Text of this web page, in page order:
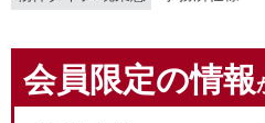
会員限定の情報